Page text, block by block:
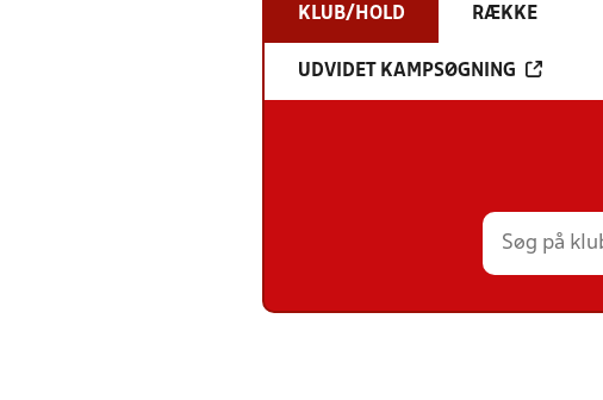
KLUB/HOLD RÆKKE
UDVIDET KAMPSØGNING